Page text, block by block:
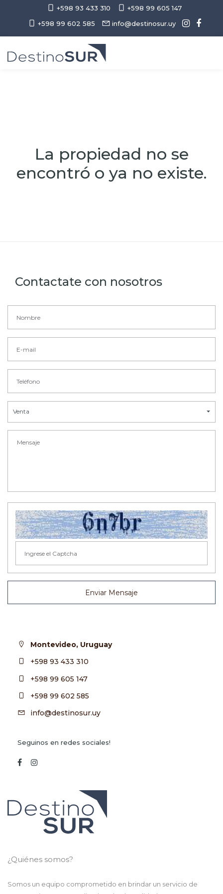
+598 93 433 310
+598 99 605 147
+598 99 602 585
info@destinosur.uy
La propiedad no se
encontró o ya no existe.
Contactate con nosotros
Venta
Enviar Mensaje
Montevideo, Uruguay
+598 93 433 310
+598 99 605 147
+598 99 602 585
info@destinosur.uy
Seguinos en redes sociales!
¿Quiénes somos?
Somos un equipo comprometido en brindar un servicio de